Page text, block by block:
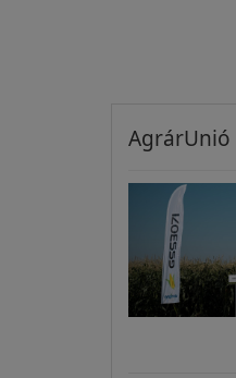
AgrárUnió